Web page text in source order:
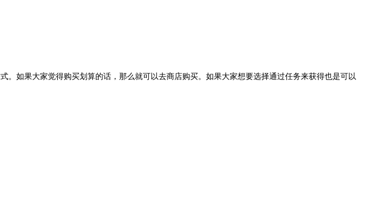
如果大家觉得购买划算的话，那么就可以去商店购买。如果大家想要选择通过任务来获得也是可以